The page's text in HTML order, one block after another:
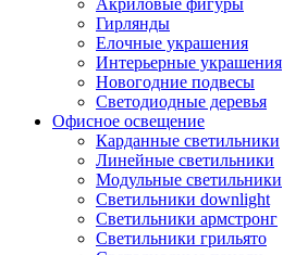
Акриловые фигуры
Гирлянды
Елочные украшения
Интерьерные украшения
Новогодние подвесы
Светодиодные деревья
Офисное освещение
Карданные светильники
Линейные светильники
Модульные светильники
Светильники downlight
Светильники армстронг
Светильники грильято